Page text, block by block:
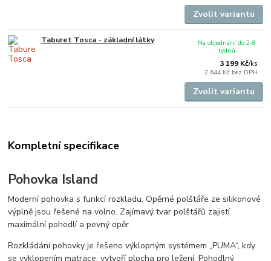
Zvolit variantu
Taburet Tosca - základní látky
3 199 Kč/ks
2 644 Kč bez DPH
Na objednání do 2-8
týdnů
Zvolit variantu
Kompletní specifikace
Pohovka Island
Moderní pohovka s funkcí rozkladu. Opěrné polštáře ze silikonové
výplně jsou řešené na volno. Zajímavý tvar polštářů zajistí
maximální pohodlí a pevný opěr.
Rozkládání pohovky je řešeno výklopným systémem „PUMA“, kdy
se vyklopením matrace, vytvoří plocha pro ležení. Pohodlný